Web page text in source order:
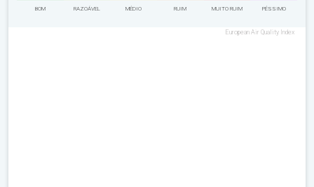
BOM RAZOÁVEL MÉDIO RUIM MUITO RUIM PÉSSIMO
European Air Quality Index